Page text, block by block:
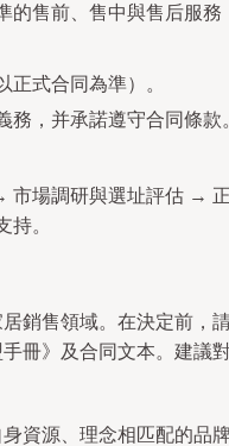
售前、售中與售后服務
式合同為準）。
，并承諾遵守合同條款
場調研與選址評估 →
。
銷售領域。在決定前，
冊》及合同文本。建
資源、理念相匹配的品